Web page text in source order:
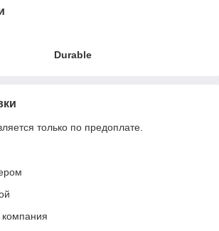
Durable
только по предоплате.